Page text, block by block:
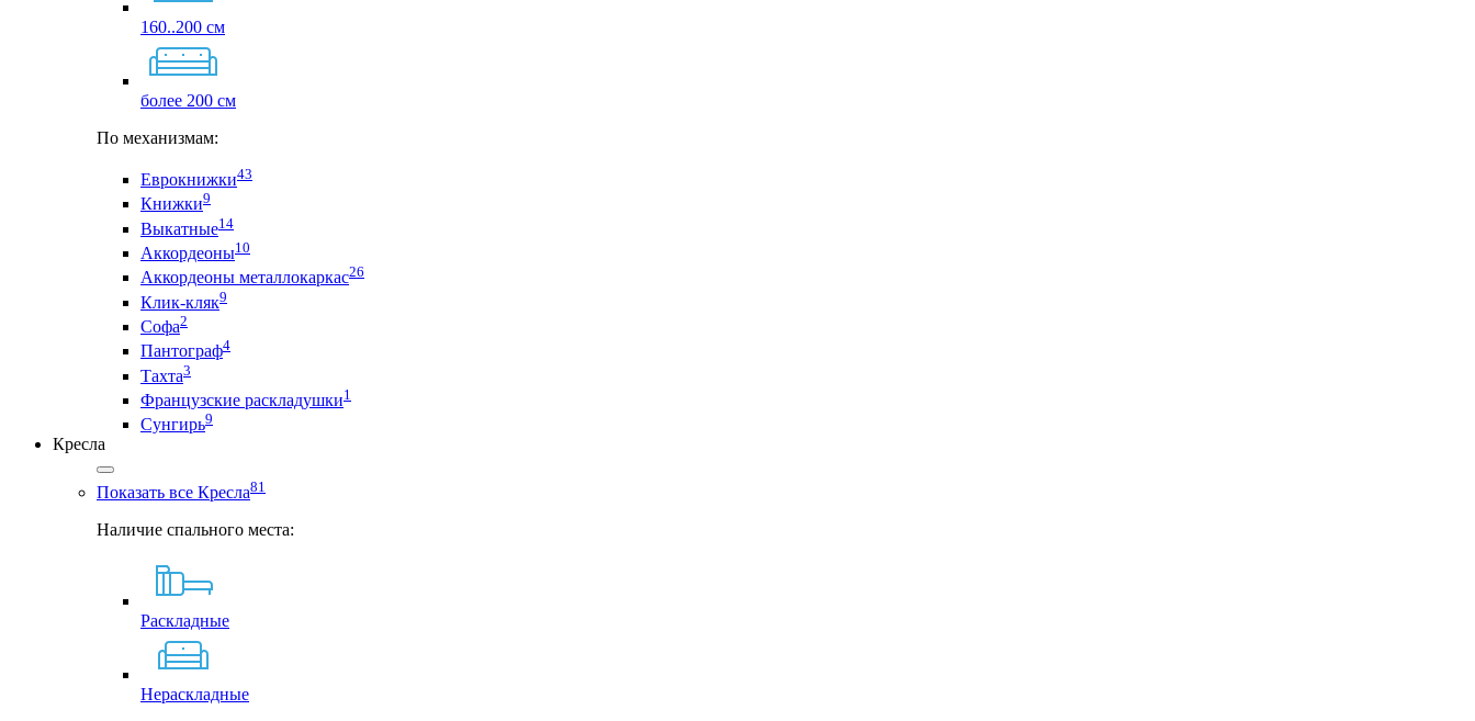
160..200 см
более 200 см
По механизмам:
Еврокнижки43
Книжки9
Выкатные14
Аккордеоны10
Аккордеоны металлокаркас26
Клик-кляк9
Софа2
Пантограф4
Тахта3
Французские раскладушки1
Сунгирь9
Кресла
Показать все Кресла81
Наличие спального места:
Раскладные
Нераскладные